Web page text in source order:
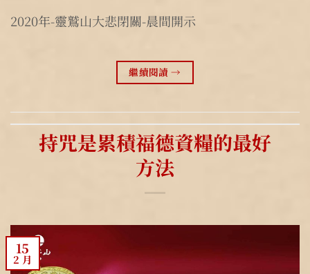
2020年-靈鷲山大悲閉關-晨間開示
繼續閱讀→
持咒是累積福德資糧的最好
方法
15
2 月